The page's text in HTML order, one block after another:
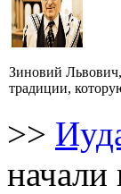
Зиновий
традиции,
>>
начали